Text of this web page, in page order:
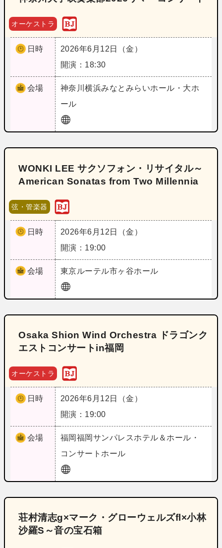
オーケストラ
日時
2026年6月12日（金）
開演：18:30
会場 神奈川横浜みなとみらいホール・大ホ
ール
WONKI LEE サクソフォン・リサイタル～
American Sonatas from Two Millennia
弦・管楽器
日時
2026年6月12日（金）
開演：19:00
会場 東京ルーテル市ヶ谷ホール
Osaka Shion Wind Orchestra ドラゴンク
エストコンサートin福岡
オーケストラ
日時
2026年6月12日（金）
開演：19:00
会場 福岡福岡サンパレスホテル＆ホール・
コンサートホール
荘村清志g×マーク・グローウェルズfl×小林
沙羅S～音の宝石箱